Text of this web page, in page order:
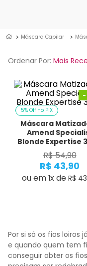
Máscara Capilar
Ordenar Por Mais
5% Off no PIX
Máscara
Amend
Blonde Expertise
R$54,90
R$ 43,90
-
ou em 1x de R$ 43
Por si só os fios loiros
e quando quem tem
conseguir obter os